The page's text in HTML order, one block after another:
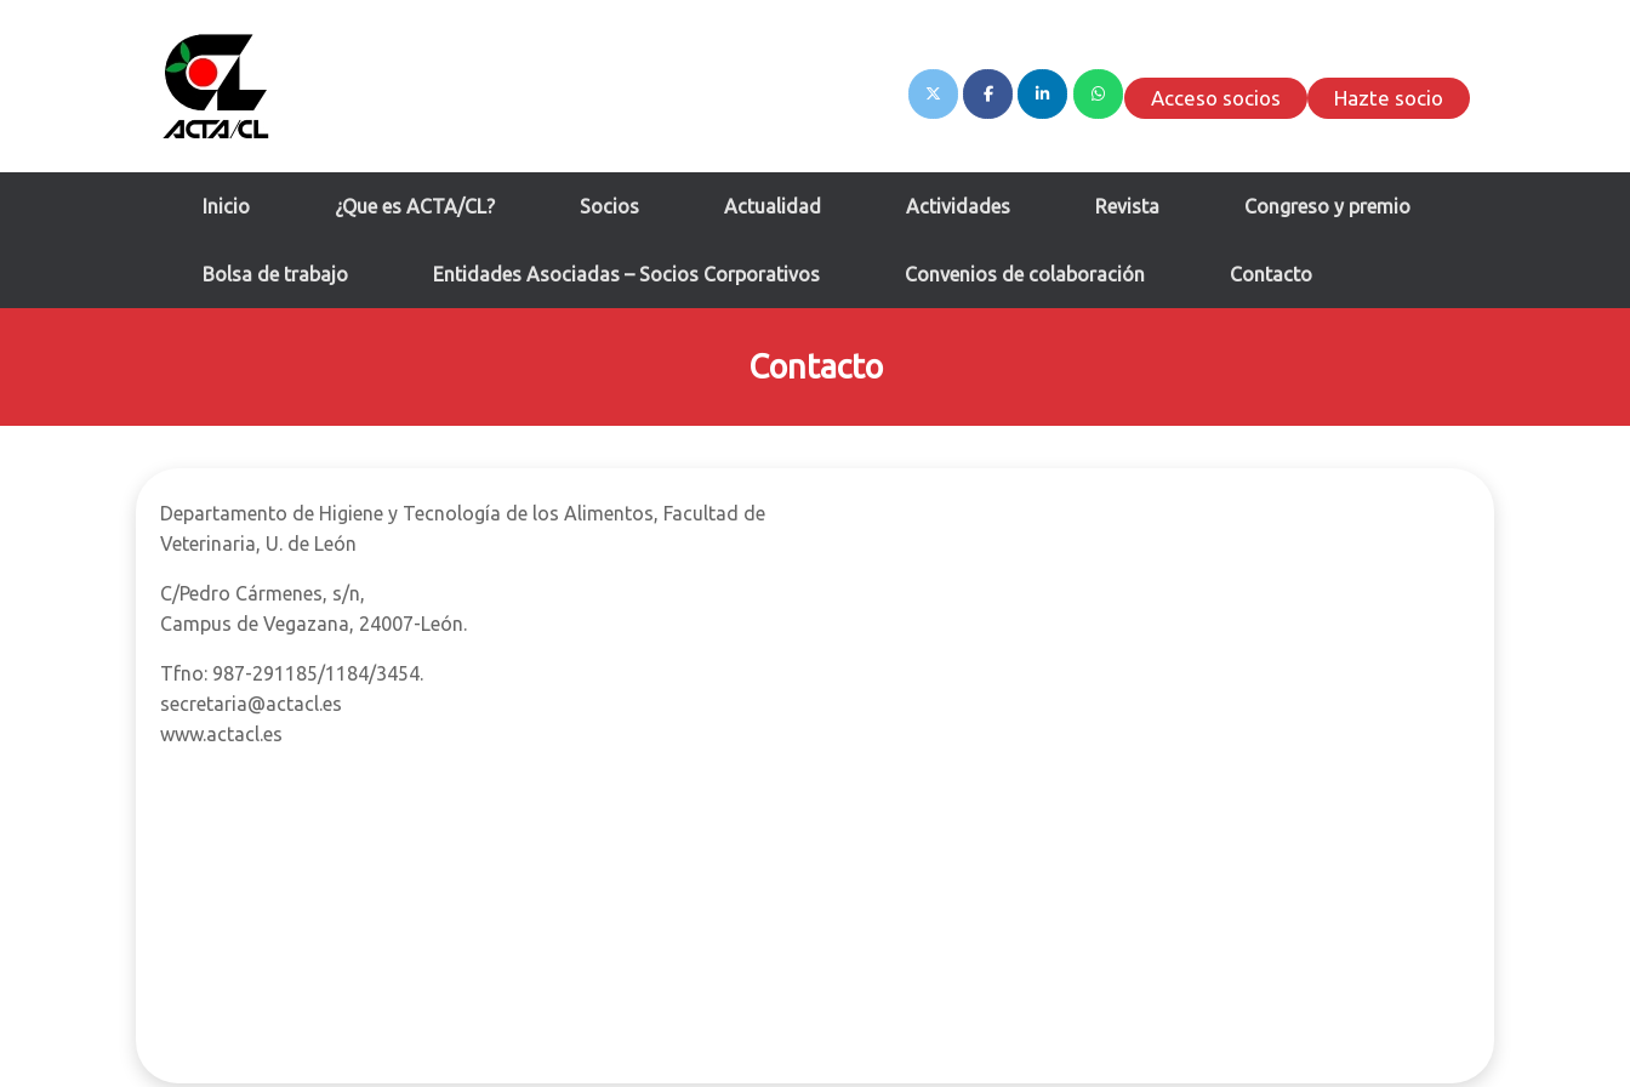
Acceso socios Hazte socio
Inicio ¿Que es ACTA/CL? Socios Actualidad Actividades Revista Congreso y premio
Bolsa de trabajo Entidades Asociadas – Socios Corporativos Convenios de colaboración Contacto
Contacto
Departamento de Higiene y Tecnología de los Alimentos, Facultad de
Veterinaria, U. de León
C/Pedro Cármenes, s/n,
Campus de Vegazana, 24007-León.
Tfno: 987-291185/1184/3454.
secretaria@actacl.es
www.actacl.es